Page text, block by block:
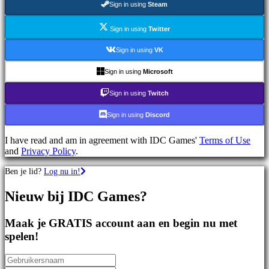
Sportspellen
Racing
Casual
Indie
Simulation
Puzzle
games
Fighting
games
Demo's
Gemeenschap
Gameplay
In-
game
evenementen
Sign in using Steam
Sign in using Twitter
Sign in using VK
Sign in using Microsoft
Sign in using Twitch
Sign in using Discord
I have read and am in agreement with IDC Games' Terms of Use
and Privacy Policy.
Ben je lid? Log nu in!
Nieuw bij IDC Games?
Maak je GRATIS account aan en begin nu met
spelen!